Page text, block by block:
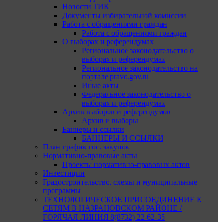
Новости ТИК
Документы избирательной комиссии
Работа с обращениями граждан
Работа с обращениями граждан
О выборах и референдумах
Региональное законодательство о
выборах и референдумах
Региональное законодательство на
портале pravo.gov.ru
Иные акты
Федеральное законодательство о
выборах и референдумах
Архив выборов и референдумов
Архив и выборы
Баннеры и ссылки
БАННЕРЫ И ССЫЛКИ
План-график гос. закупок
Нормативно-правовые акты
Проекты нормативно-правовых актов
Инвестиции
Градостроительство, схемы и муниципальные
программы
ТЕХНОЛОГИЧЕСКОЕ ПРИСОЕДИНЕНИЕ К
СЕТЯМ В НАЗРАНОВСКОМ РАЙОНЕ /
ГОРЯЧАЯ ЛИНИЯ 8(8732) 22-62-35